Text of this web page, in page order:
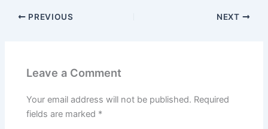
PREVIOUS NEXT
Leave a Comment
Your email address will not be published. Required
fields are marked *